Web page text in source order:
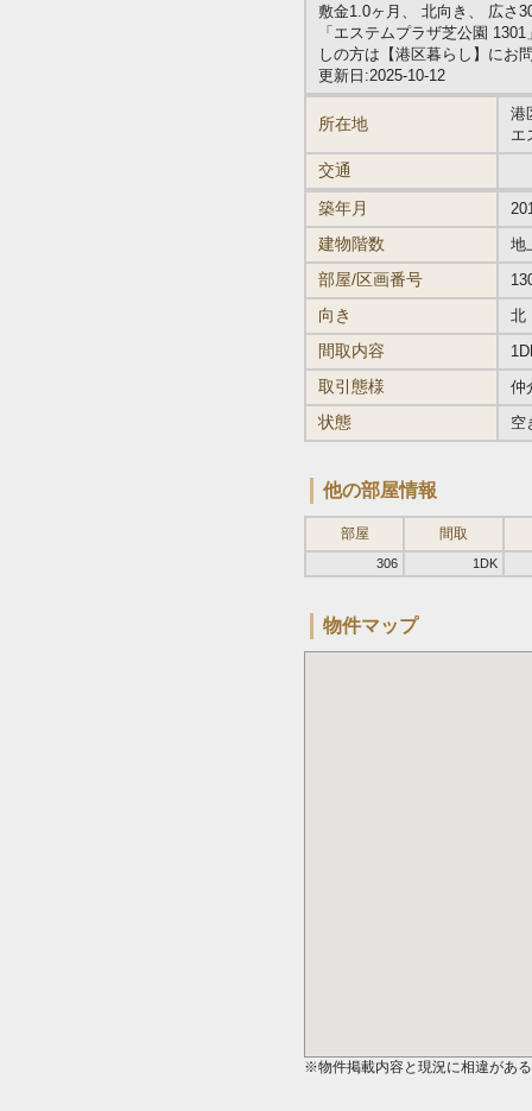
敷金1.0ヶ月、 北向き、 広さ
「エステムプラザ芝公園
しの方は【港区暮らし】にお
更新日:2025-10-12
所在地
港
エ
交通
築年月
建物階数 地
部屋/区画番号
向き 北
間取内容
取引態様 仲
状態 空
他の部屋情報
部屋 間取
306 1DK
物件マップ
※物件掲載内容と現況に相違があ